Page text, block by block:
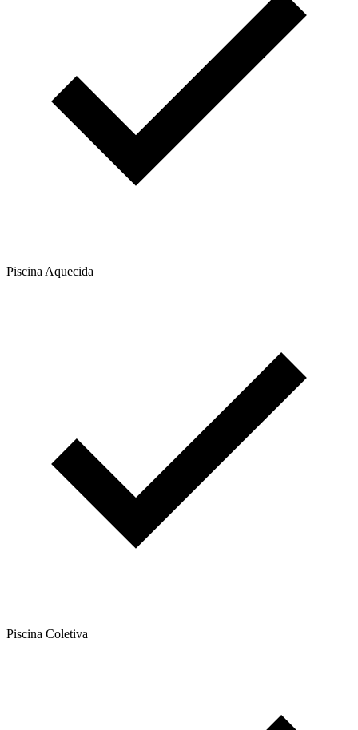
Piscina Aquecida
Piscina Coletiva